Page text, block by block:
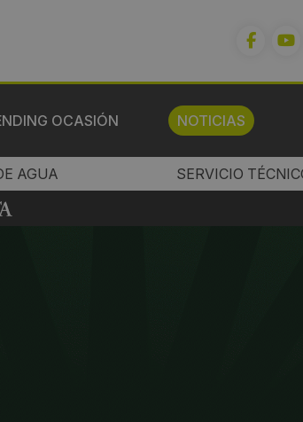
OCASIÓN NOTICIAS
AGUA SERVICIO